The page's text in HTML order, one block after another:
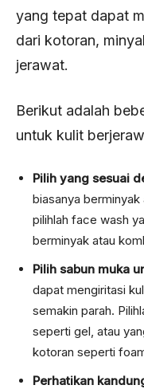
yang tepat dapat
dari kotoran,
jerawat.
Berikut adalah
untuk kulit
Pilih yang sesuai
biasanya berminyak
pilihlah face wash
berminyak atau
Pilih sabun muka
dapat mengiritasi
semakin parah.
seperti gel, atau
kotoran seperti
Perhatikan